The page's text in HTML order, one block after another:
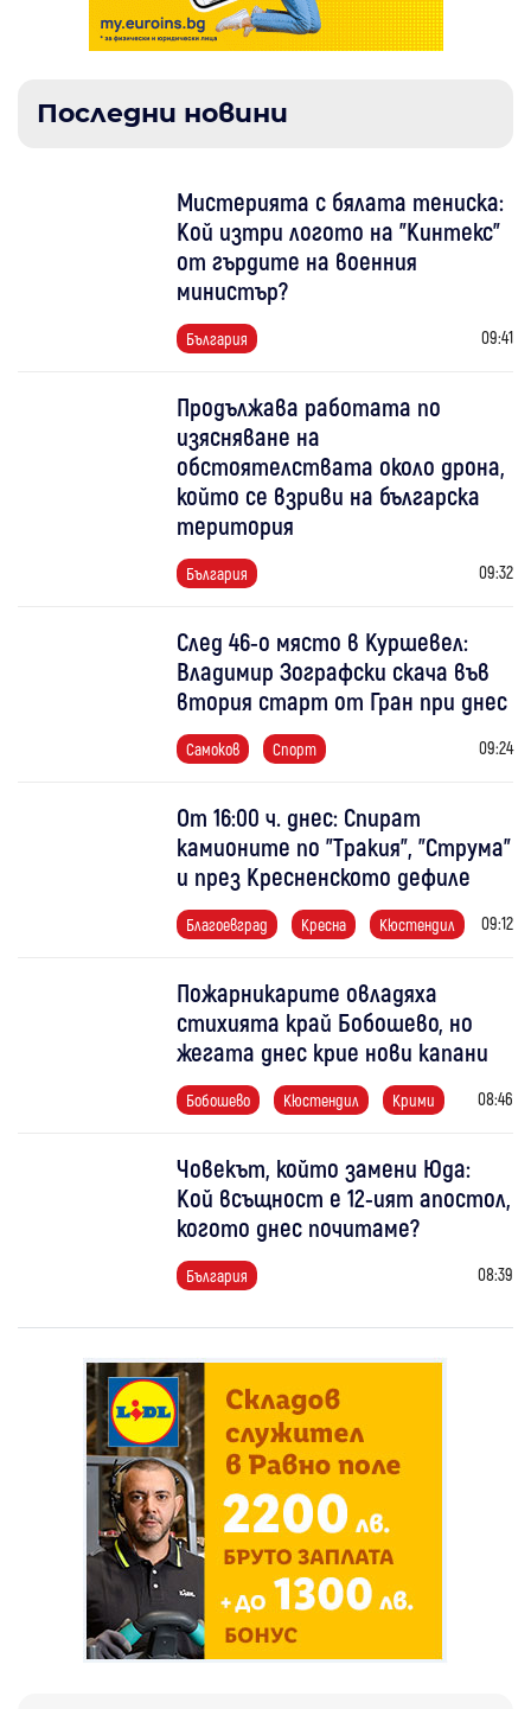
Последни новини
Мистерията с бялата тениска:
Кой изтри логото на "Кинтекс"
от гърдите на военния
министър?
България 09:41
Продължава работата по
изясняване на
обстоятелствата около дрона,
който се взриви на българска
територия
България 09:32
След 46-о място в Куршевел:
Владимир Зографски скача във
втория старт от Гран при днес
Самоков Спорт 09:24
От 16:00 ч. днес: Спират
камионите по "Тракия", "Струма"
и през Кресненското дефиле
Благоевград Кресна Кюстендил 09:12
Пожарникарите овладяха
стихията край Бобошево, но
жегата днес крие нови капани
Бобошево Кюстендил Крими 08:46
Човекът, който замени Юда:
Кой всъщност е 12-ият апостол,
когото днес почитаме?
България 08:39